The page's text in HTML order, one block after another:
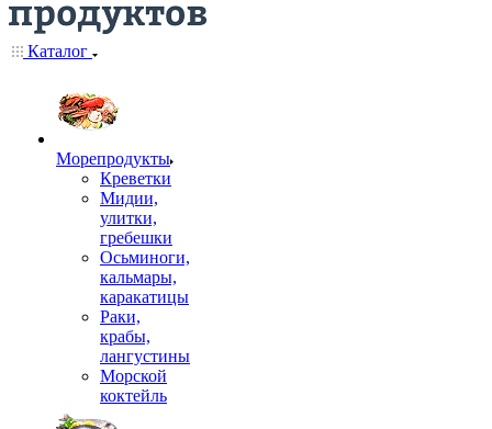
Каталог
Морепродукты
Креветки
Мидии,
улитки,
гребешки
Осьминоги,
кальмары,
каракатицы
Раки,
крабы,
лангустины
Морской
коктейль